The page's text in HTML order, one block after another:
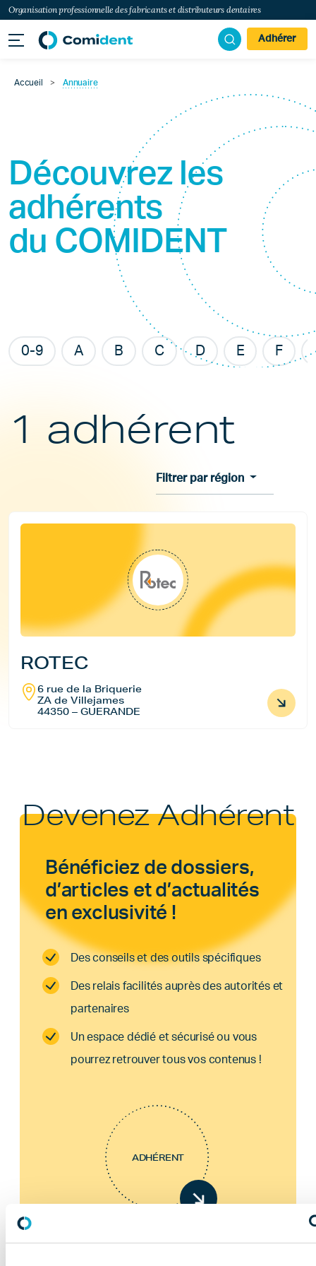
Organisation professionnelle des fabricants et distributeurs dentaires
Adhérer
Accueil > Annuaire
Découvrez les
adhérents
du COMIDENT
0-9 A B C D E F
1 adhérent
Filtrer par région
ROTEC
6 rue de la Briquerie
ZA de Villejames
44350 – GUERANDE
Devenez Adhérent
Bénéficiez de dossiers,
d’articles et d’actualités
en exclusivité !
Des conseils et des outils spécifiques
Des relais facilités auprès des autorités et
partenaires
Un espace dédié et sécurisé ou vous
pourrez retrouver tous vos contenus !
ADHÉRENT